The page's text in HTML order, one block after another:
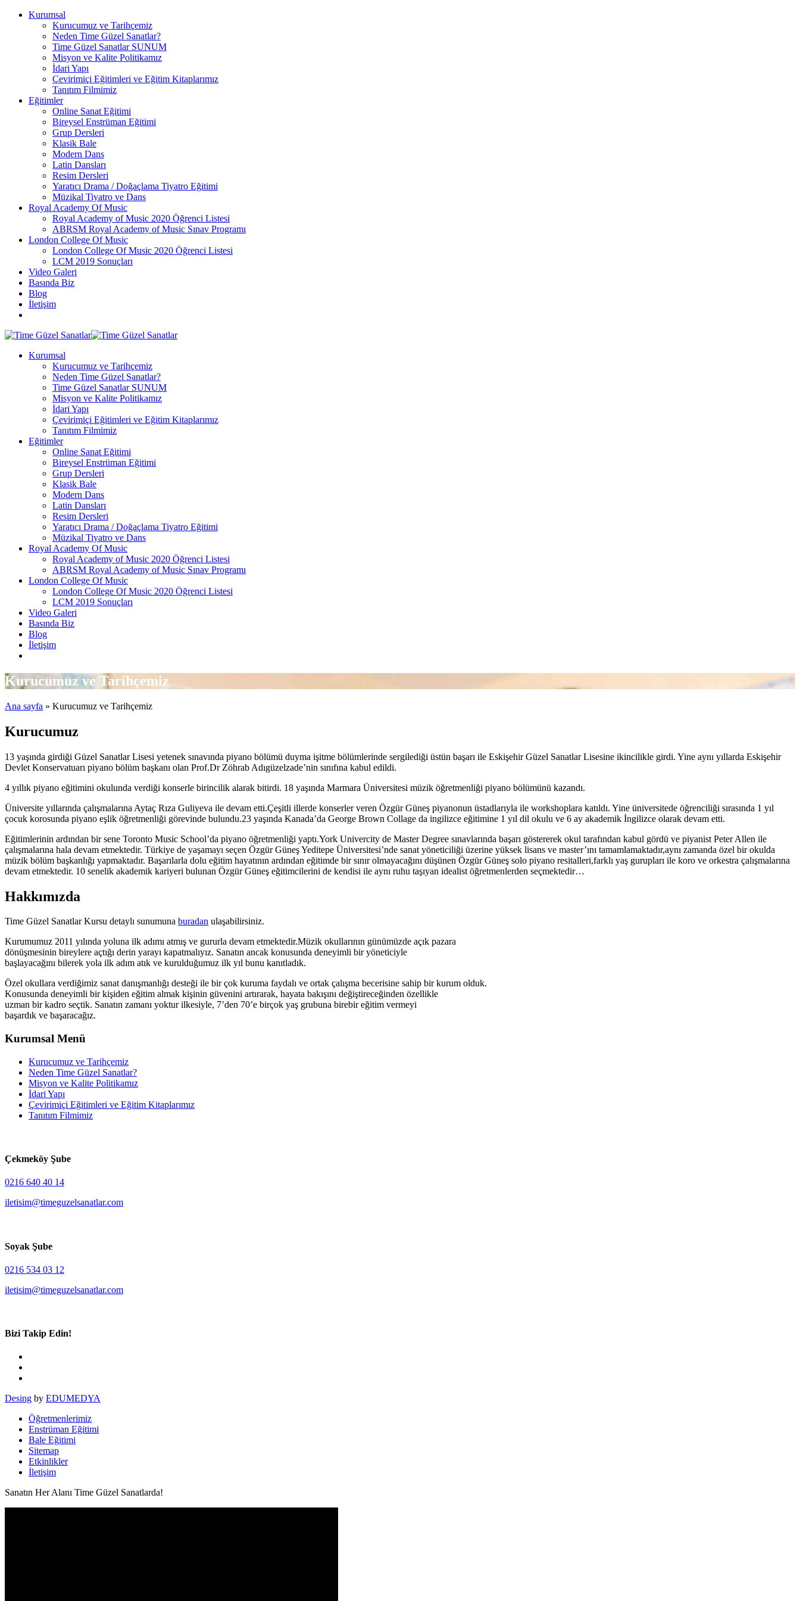
Kurumsal
Kurucumuz ve Tarihçemiz
Neden Time Güzel Sanatlar?
Time Güzel Sanatlar SUNUM
Misyon ve Kalite Politikamız
İdari Yapı
Çevirimiçi Eğitimleri ve Eğitim Kitaplarımız
Tanıtım Filmimiz
Eğitimler
Online Sanat Eğitimi
Bireysel Enstrüman Eğitimi
Grup Dersleri
Klasik Bale
Modern Dans
Latin Dansları
Resim Dersleri
Yaratıcı Drama / Doğaçlama Tiyatro Eğitimi
Müzikal Tiyatro ve Dans
Royal Academy Of Music
Royal Academy of Music 2020 Öğrenci Listesi
ABRSM Royal Academy of Music Sınav Programı
London College Of Music
London College Of Music 2020 Öğrenci Listesi
LCM 2019 Sonuçları
Video Galeri
Basında Biz
Blog
İletişim
Kurumsal
Kurucumuz ve Tarihçemiz
Neden Time Güzel Sanatlar?
Time Güzel Sanatlar SUNUM
Misyon ve Kalite Politikamız
İdari Yapı
Çevirimiçi Eğitimleri ve Eğitim Kitaplarımız
Tanıtım Filmimiz
Eğitimler
Online Sanat Eğitimi
Bireysel Enstrüman Eğitimi
Grup Dersleri
Klasik Bale
Modern Dans
Latin Dansları
Resim Dersleri
Yaratıcı Drama / Doğaçlama Tiyatro Eğitimi
Müzikal Tiyatro ve Dans
Royal Academy Of Music
Royal Academy of Music 2020 Öğrenci Listesi
ABRSM Royal Academy of Music Sınav Programı
London College Of Music
London College Of Music 2020 Öğrenci Listesi
LCM 2019 Sonuçları
Video Galeri
Basında Biz
Blog
İletişim
Kurucumuz ve Tarihçemiz
Ana sayfa » Kurucumuz ve Tarihçemiz
Kurucumuz
13 yaşında girdiği Güzel Sanatlar Lisesi yetenek sınavında piyano bölümü duyma işitme bölümlerinde sergilediği üstün başarı ile Eskişehir Güzel Sanatlar Lisesine ikincilikle girdi. Yine aynı yıllarda Eskişehir
Devlet Konservatuarı piyano bölüm başkanı olan Prof.Dr Zöhrab Adıgüzelzade’nin sınıfına kabul edildi.
4 yıllık piyano eğitimini okulunda verdiği konserle birincilik alarak bitirdi. 18 yaşında Marmara Üniversitesi müzik öğretmenliği piyano bölümünü kazandı.
Üniversite yıllarında çalışmalarına Aytaç Rıza Guliyeva ile devam etti.Çeşitli illerde konserler veren Özgür Güneş piyanonun üstadlarıyla ile workshoplara katıldı. Yine üniversitede öğrenciliği sırasında 1 yıl
çocuk korosunda piyano eşlik öğretmenliği görevinde bulundu.23 yaşında Kanada’da George Brown Collage da ingilizce eğitimine 1 yıl dil okulu ve 6 ay akademik İngilizce olarak devam etti.
Eğitimlerinin ardından bir sene Toronto Music School’da piyano öğretmenliği yaptı.York Univercity de Master Degree sınavlarında başarı göstererek okul tarafından kabul gördü ve piyanist Peter Allen ile
çalışmalarına hala devam etmektedir. Türkiye de yaşamayı seçen Özgür Güneş Yeditepe Üniversitesi’nde sanat yöneticiliği üzerine yüksek lisans ve master’ını tamamlamaktadır,aynı zamanda özel bir okulda
müzik bölüm başkanlığı yapmaktadır. Başarılarla dolu eğitim hayatının ardından eğitimde bir sınır olmayacağını düşünen Özgür Güneş solo piyano resitalleri,farklı yaş gurupları ile koro ve orkestra çalışmalarına
devam etmektedir. 10 senelik akademik kariyeri bulunan Özgür Güneş eğitimcilerini de kendisi ile aynı ruhu taşıyan idealist öğretmenlerden seçmektedir…
Hakkımızda
Time Güzel Sanatlar Kursu detaylı sunumuna buradan ulaşabilirsiniz.
Kurumumuz 2011 yılında yoluna ilk adımı atmış ve gururla devam etmektedir.Müzik okullarının günümüzde açık pazara
dönüşmesinin bireylere açtığı derin yarayı kapatmalıyız. Sanatın ancak konusunda deneyimli bir yöneticiyle
başlayacağını bilerek yola ilk adım atık ve kurulduğumuz ilk yıl bunu kanıtladık.
Özel okullara verdiğimiz sanat danışmanlığı desteği ile bir çok kuruma faydalı ve ortak çalışma becerisine sahip bir kurum olduk.
Konusunda deneyimli bir kişiden eğitim almak kişinin güvenini artırarak, hayata bakışını değiştireceğinden özellikle
uzman bir kadro seçtik. Sanatın zamanı yoktur ilkesiyle, 7’den 70’e birçok yaş grubuna birebir eğitim vermeyi
başardık ve başaracağız.
Kurumsal Menü
Kurucumuz ve Tarihçemiz
Neden Time Güzel Sanatlar?
Misyon ve Kalite Politikamız
İdari Yapı
Çevirimiçi Eğitimleri ve Eğitim Kitaplarımız
Tanıtım Filmimiz
Çekmeköy Şube
0216 640 40 14
iletisim@timeguzelsanatlar.com
Soyak Şube
0216 534 03 12
iletisim@timeguzelsanatlar.com
Bizi Takip Edin!
Desing by EDUMEDYA
Öğretmenlerimiz
Enstrüman Eğitimi
Bale Eğitimi
Sitemap
Etkinlikler
İletişim
Sanatın Her Alanı Time Güzel Sanatlarda!